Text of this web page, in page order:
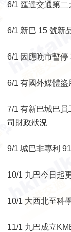
6/1 匯達交通第
6/1 新巴 15 號新
6/1 因應晚市暫停
6/1 有國外媒體盜
7/1 有新巴城巴
司財政狀況
9/1 城巴非專利
10/1 九巴今日起
10/1 大西北至科
11/1 九巴成立